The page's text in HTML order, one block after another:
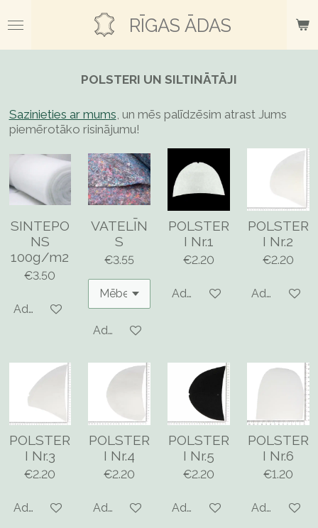
to
main
RĪGAS ĀDAS
POLSTERI UN SILTINĀTĀJI
Sazinieties ar mums, un mēs palīdzēsim atrast Jums
piemērotāko risinājumu!
SINTEPO
NS
100g/m2
€3.50
Add to cart
VATELĪN
S
€3.55
Add to cart
POLSTER
I Nr.1
€2.20
Add to cart
POLSTER
I Nr.2
€2.20
Add to cart
POLSTER
I Nr.3
€2.20
Add to cart
POLSTER
I Nr.4
€2.20
Add to cart
POLSTER
I Nr.5
€2.20
Add to cart
POLSTER
I Nr.6
€1.20
Add to cart